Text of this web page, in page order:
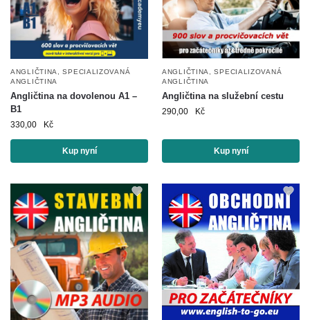
ANGLIČTINA ,SPECIALIZOVANÁ
ANGLIČTINA
Angličtina na dovolenou A1 –
B1
330,00 Kč
Kup nyní
ANGLIČTINA ,SPECIALIZOVANÁ
ANGLIČTINA
Angličtina na služební cestu
290,00 Kč
Kup nyní